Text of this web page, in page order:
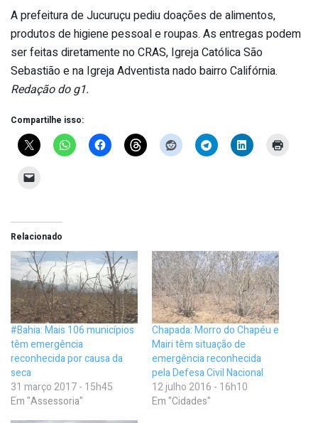
A prefeitura de Jucuruçu pediu doações de alimentos,
produtos de higiene pessoal e roupas. As entregas podem
ser feitas diretamente no CRAS, Igreja Católica São
Sebastião e na Igreja Adventista nado bairro Califórnia.
Redação do g1.
Compartilhe isso:
Relacionado
#Bahia: Mais 106 municípios
têm emergência
reconhecida por causa da
seca
31 março 2017 - 15h45
Em "Assessoria"
Chapada: Morro do Chapéu e
Mairi têm situação de
emergência reconhecida
pela Defesa Civil Nacional
12 julho 2016 - 16h10
Em "Cidades"